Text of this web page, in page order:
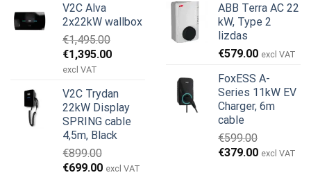
was:
€699.00.
is:
€579.00.
V2C Alva
2x22kW wallbox
€1,495.00
Original
price
€1,495.00.
€1,395.00Current
€1,395.00.
excl VAT
V2C Trydan
22kW Display
SPRING cable
4,5m, Black
€899.00
Original
€699.00Current
excl VAT
was:
€799.00.
is:
€629.00.
ABB Terra AC 22
kW, Type 2
lizdas
€579.00 excl VAT
FoxESS A-
Series 11kW EV
Charger, 6m
cable
€599.00
Original
€379.00Current
excl VAT